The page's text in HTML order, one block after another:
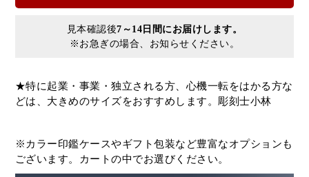
見本確認後7～14日間にお届けします。
※お急ぎの場合、お知らせください。
★特に起業・事業・独立される方、心機一転をはかる方な
どは、大きめのサイズをおすすめします。彫刻士小林
※カラー印鑑ケースやギフト包装など豊富なオプションも
ございます。カートの中でお選びください。